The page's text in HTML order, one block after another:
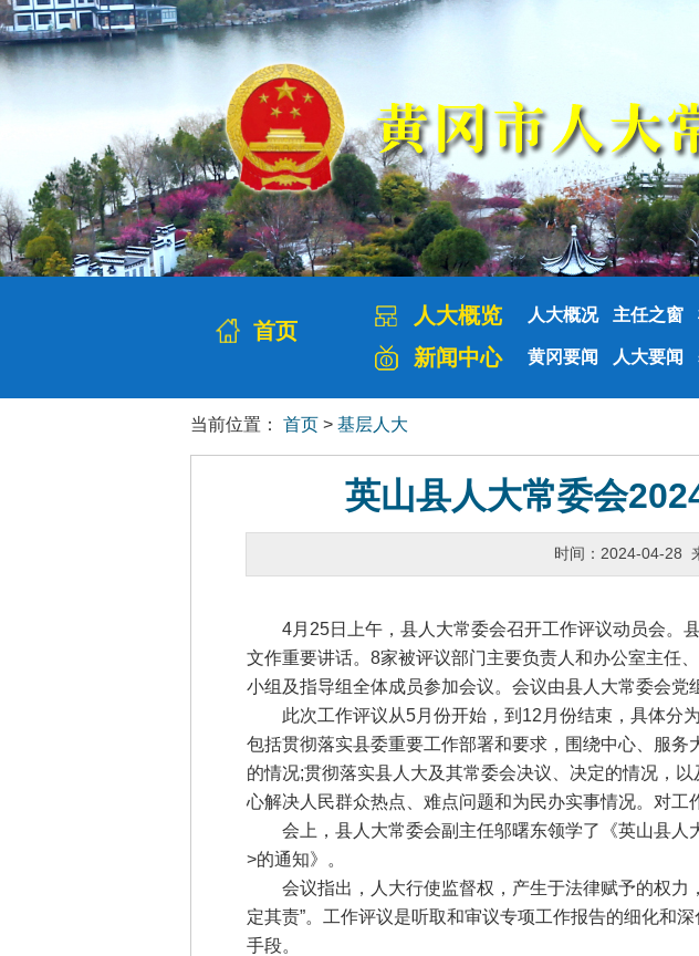
首页
人大概览 人大概况 主任之窗
新闻中心 黄冈要闻 人大要闻
当前位置： 首页 > 基层人大
英山县人大常委会
时间：2024-04-28
4月25日上午，县人大常委会召开工作评议动员会。
文作重要讲话。8家被评议部门主要负责人和办公室主任
小组及指导组全体成员参加会议。会议由县人大常委会党
此次工作评议从5月份开始，到12月份结束，具体分
包括贯彻落实县委重要工作部署和要求，围绕中心、服
的情况;贯彻落实县人大及其常委会决议、决定的情况，
心解决人民群众热点、难点问题和为民办实事情况。对工
会上，县人大常委会副主任邬曙东领学了《英山县人
>的通知》。
会议指出，人大行使监督权，产生于法律赋予的权力
定其责”。工作评议是听取和审议专项工作报告的细化和
手段。